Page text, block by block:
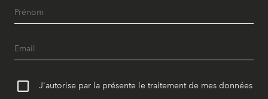
J'autorise par la présente le traitement de mes données